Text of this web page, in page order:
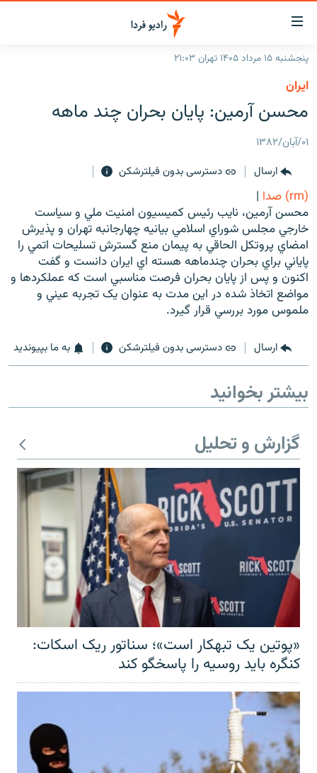
لینک‌های
قابلیت
دسترسی
بازگشت
منوی
اصلی
صفحه
جستجو
رادیو
انتخاب کنید و بشنوید
برنامه‌های رادیویی
فرکانس‌ها
پادکست
چندرسانه‌ای
گزارش‌های تصویری
گزارش‌های ویدئویی
زنان فردا
English
به ما بپیوندید
زبان‌های دیگر
پنجشنبه ۱۵ مرداد ۱۴۰۵ تهران ۲۱:۰۳
ايران
محسن آرمين: پايان بحران چند ماهه
۰۱/آبان/۱۳۸۲
ارسال
دسترسی بدون فیلترشکن
(rm) صدا
|
محسن آرمين، نايب رئيس کميسيون امنيت ملي و سياست
خارجي مجلس شوراي اسلامي بيانيه چهارجانبه تهران و پذيرش
امضاي پروتکل الحاقي به پيمان منع گسترش تسليحات اتمي را
پاياني براي بحران چندماهه هسته اي ايران دانست و گفت
اکنون و پس از پايان بحران فرصت مناسبي است که عملکردها و
مواضع اتخاذ شده در اين مدت به عنوان يک تجربه عيني و
ملموس مورد بررسي قرار گيرد.
ارسال دسترسی بدون فیلترشکن به ما بپیوندید
بیشتر بخوانید
گزارش و تحلیل
«پوتین یک تبهکار است»؛ سناتور ریک اسکات:
کنگره باید روسیه را پاسخگو کند